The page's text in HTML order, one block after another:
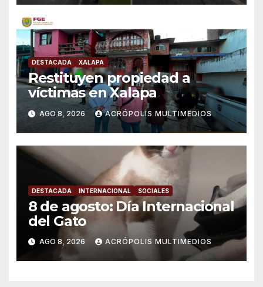
DESTACADA XALAPA
Restituyen propiedad a
víctimas en Xalapa
AGO 8, 2026 ACRÓPOLIS MULTIMEDIOS
DESTACADA INTERNACIONAL SOCIALES
8 de agosto: Día Internacional
del Gato
AGO 8, 2026 ACRÓPOLIS MULTIMEDIOS